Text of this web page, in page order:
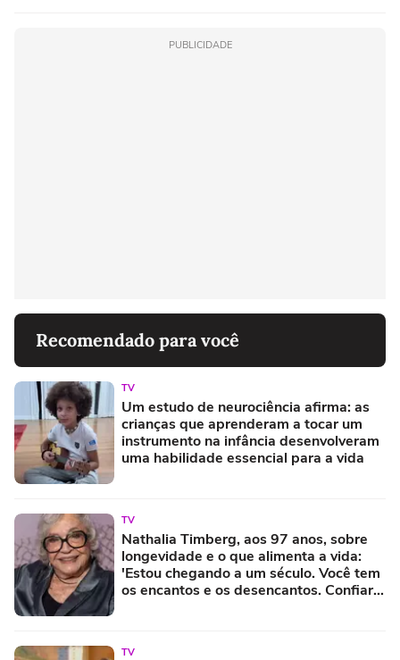
PUBLICIDADE
Recomendado para você
TV
Um estudo de neurociência afirma: as
crianças que aprenderam a tocar um
instrumento na infância desenvolveram
uma habilidade essencial para a vida
TV
Nathalia Timberg, aos 97 anos, sobre
longevidade e o que alimenta a vida:
'Estou chegando a um século. Você tem
os encantos e os desencantos. Confiar
TV